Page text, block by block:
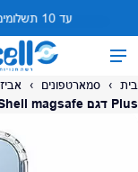
עד 10 תשלומים ללא ריבית על כל האתר
המוצר
בית › סמארטפונים ›
Plus דגם slim Shell magsafe
על המוצר